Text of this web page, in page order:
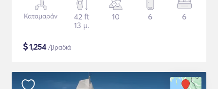
Καταμαράν
42 ft
13 μ.
10 6 6
$1,254/βραδιά